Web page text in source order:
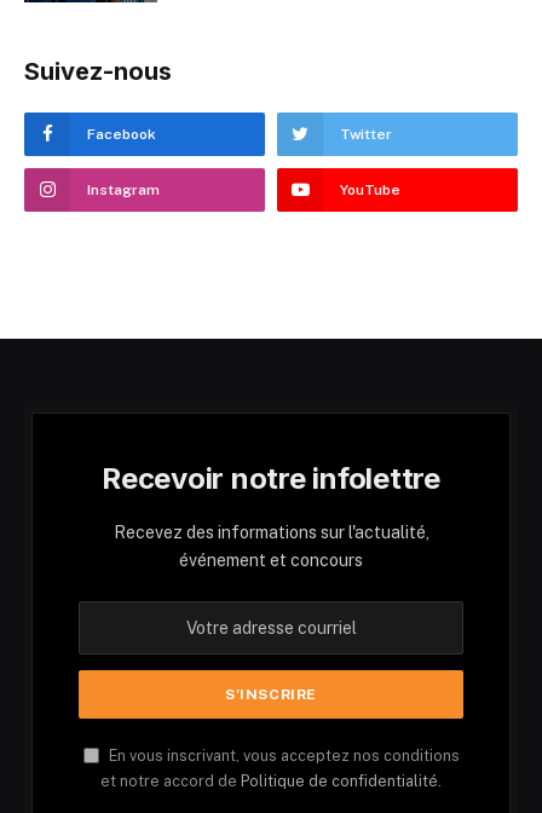
Suivez-nous
Facebook Twitter
Instagram YouTube
Recevoir notre infolettre
Recevez des informations sur l'actualité,
événement et concours
En vous inscrivant, vous acceptez nos conditions
et notre accord de Politique de confidentialité.